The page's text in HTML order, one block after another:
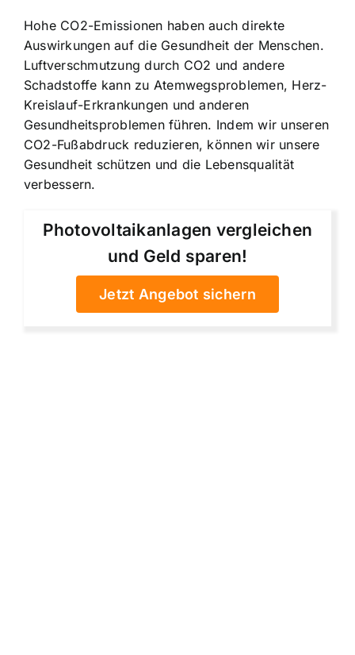
Hohe CO2-Emissionen haben auch direkte
Auswirkungen auf die Gesundheit der Menschen.
Luftverschmutzung durch CO2 und andere
Schadstoffe kann zu Atemwegsproblemen, Herz-
Kreislauf-Erkrankungen und anderen
Gesundheitsproblemen führen. Indem wir unseren
CO2-Fußabdruck reduzieren, können wir unsere
Gesundheit schützen und die Lebensqualität
verbessern.
Photovoltaikanlagen vergleichen
und Geld sparen!
Jetzt Angebot sichern